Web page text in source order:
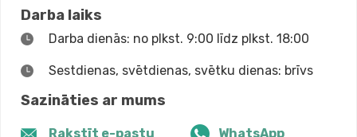
Darba laiks
Darba dienās: no plkst. 9:00 līdz plkst. 18:00
Sestdienas, svētdienas, svētku dienas: brīvs
Sazināties ar mums
Rakstīt e-pastu
WhatsApp